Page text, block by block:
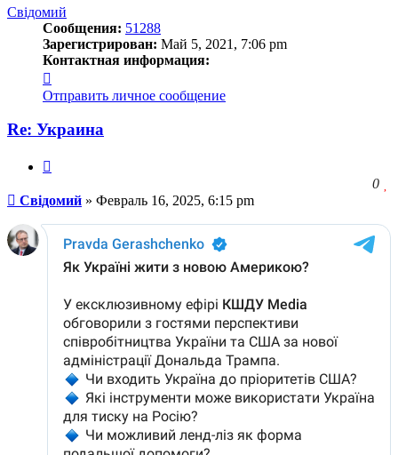
началу
Свідомий
Сообщения: 51288
Зарегистрирован: Май 5, 2021, 7:06 pm
Контактная информация:
информация
пользователя
Отправить личное сообщение
Re: Украина
0
Сообщение
Свідомий » Февраль 16, 2025, 6:15 pm